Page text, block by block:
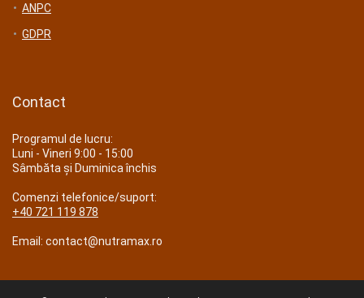
ANPC
GDPR
Contact
Programul de lucru:
Luni - Vineri 9:00 - 15:00
Sâmbăta și Duminica închis
Comenzi telefonice/suport:
+40 721 119 878
Email: contact@nutramax.ro